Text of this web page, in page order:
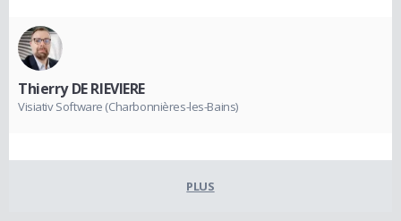
Thierry DE RIEVIERE
Visiativ Software (Charbonnières-les-Bains)
PLUS